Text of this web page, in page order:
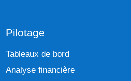
Pilotage
Tableaux de bord
Analyse financière